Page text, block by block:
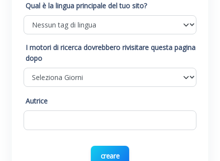
Qual è la lingua principale del tuo sito?
I motori di ricerca dovrebbero rivisitare questa pagina
dopo
Autrice
creare